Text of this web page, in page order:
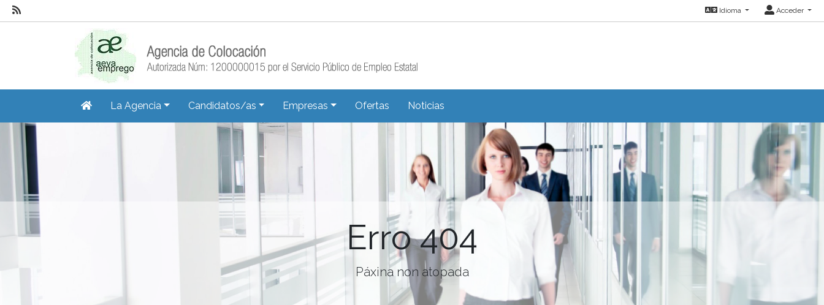
Idioma Acceder
La Agencia Candidatos/as Empresas Ofertas Noticias
Erro 404
Páxina non atopada